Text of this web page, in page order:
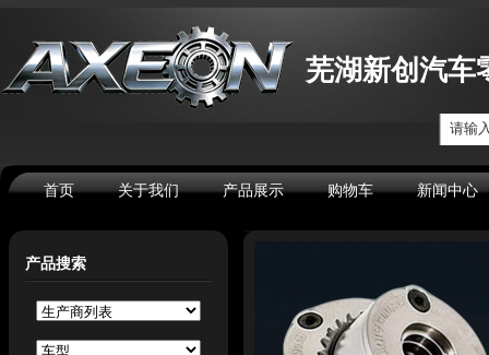
芜湖新创汽车
请输
首页 关于我们 产品展示 购物车 新闻中心
产品搜索